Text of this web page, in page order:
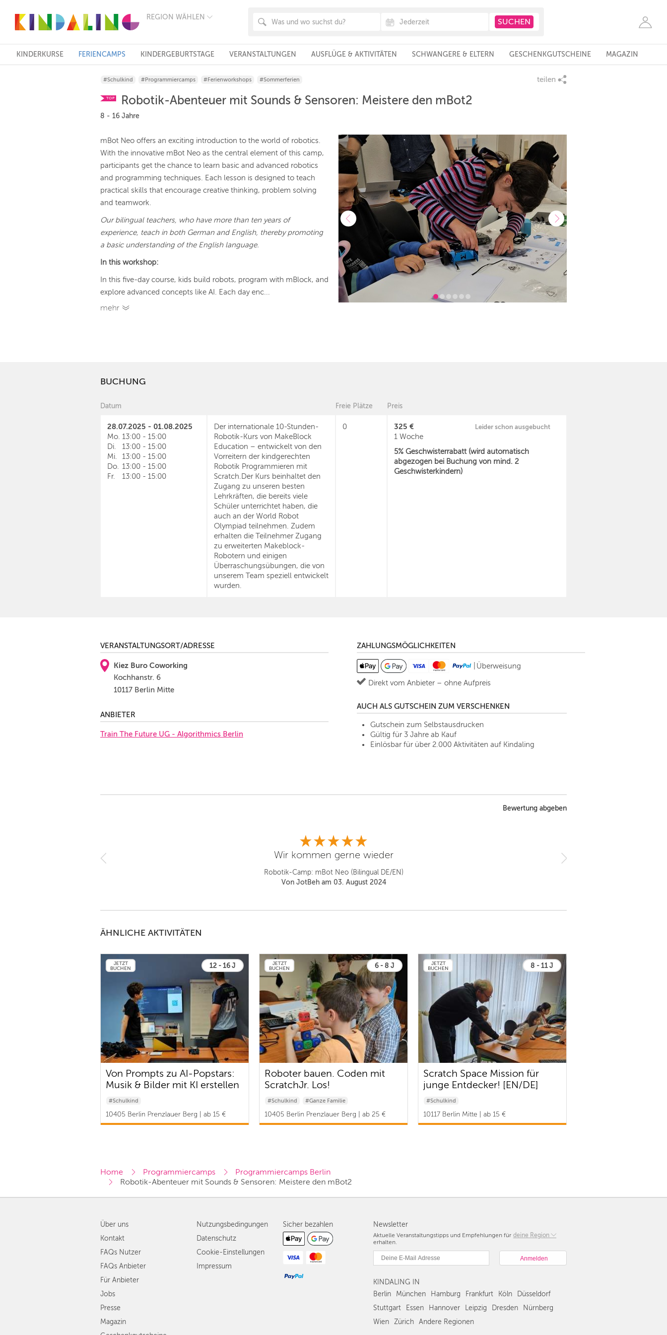
REGION WÄHLEN
FRANKFURT
KÖLN
STUTTGART
ESSEN
HANNOVER
WIEN
ZÜRICH
ANDERE
REGIONEN
KINDERKURSE FERIENCAMPS KINDERGEBURTSTAGE VERANSTALTUNGEN AUSFLÜGE & AKTIVITÄTEN SCHWANGERE & ELTERN GESCHENKGUTSCHEINE MAGAZIN
#Schulkind #Programmiercamps #Ferienworkshops #Sommerferien teilen
TOP Robotik-Abenteuer mit Sounds & Sensoren: Meistere den mBot2
8 - 16 Jahre
mBot Neo offers an exciting introduction to the world of robotics.
With the innovative mBot Neo as the central element of this camp,
participants get the chance to learn basic and advanced robotics
and programming techniques. Each lesson is designed to teach
practical skills that encourage creative thinking, problem solving
and teamwork.
Our bilingual teachers, who have more than ten years of
experience, teach in both German and English, thereby promoting
a basic understanding of the English language.
In this workshop:
In this five-day course, kids build robots, program with mBlock, and
explore advanced concepts like AI. Each day enc...
mehr
BUCHUNG
Datum Freie Plätze Preis
28.07.2025 - 01.08.2025
Mo. 13:00 - 15:00
Di.
13:00 - 15:00
Mi.
13:00 - 15:00
Do.
13:00 - 15:00
Fr.
13:00 - 15:00
Der internationale 10-Stunden-
Robotik-Kurs von MakeBlock
Education – entwickelt von den
Vorreitern der kindgerechten
Robotik Programmieren mit
Scratch.Der Kurs beinhaltet den
Zugang zu unseren besten
Lehrkräften, die bereits viele
Schüler unterrichtet haben, die
auch an der World Robot
Olympiad teilnehmen. Zudem
erhalten die Teilnehmer Zugang
zu erweiterten Makeblock-
Robotern und einigen
Überraschungsübungen, die von
unserem Team speziell entwickelt
wurden.
0 325 €
1 Woche
Leider schon ausgebucht
5% Geschwisterrabatt (wird automatisch
abgezogen bei Buchung von mind. 2
Geschwisterkindern)
ZAHLUNGSMÖGLICHKEITEN
Überweisung
Direkt vom Anbieter – ohne Aufpreis
AUCH ALS GUTSCHEIN ZUM VERSCHENKEN
Gutschein zum Selbstausdrucken
Gültig für 3 Jahre ab Kauf
Einlösbar für über 2.000 Aktivitäten auf Kindaling
VERANSTALTUNGSORT/ADRESSE
Kiez Buro Coworking
Kochhanstr. 6
10117 Berlin Mitte
ANBIETER
Train The Future UG - Algorithmics Berlin
Bewertung abgeben
Wir kommen gerne wieder
Robotik-Camp: mBot Neo (Bilingual DE/EN)
Von JotBeh am 03. August 2024
ÄHNLICHE AKTIVITÄTEN
JETZT
BUCHEN
12 - 16 J
Von Prompts zu AI-Popstars:
Musik & Bilder mit KI erstellen
#Schulkind
10405 Berlin Prenzlauer Berg | ab 15 €
JETZT
BUCHEN
6 - 8 J
Roboter bauen. Coden mit
ScratchJr. Los!
#Schulkind #Ganze Familie
10405 Berlin Prenzlauer Berg | ab 25 €
JETZT
BUCHEN
8 - 11 J
Scratch Space Mission für
junge Entdecker! [EN/DE]
#Schulkind
10117 Berlin Mitte | ab 15 €
Home Programmiercamps
Programmiercamps Berlin
Robotik-Abenteuer mit Sounds & Sensoren: Meistere den mBot2
Newsletter
Aktuelle Veranstaltungstipps und Empfehlungen für deine Region
Berlin
Hamburg
Düsseldorf
Stuttgart
erhalten.
KINDALING IN
Berlin
München Hamburg Frankfurt Köln
Düsseldorf
Stuttgart
Essen Hannover Leipzig Dresden
Nürnberg
Wien
Zürich Andere Regionen
Über uns
Kontakt
FAQs Nutzer
FAQs Anbieter
Für Anbieter
Jobs
Presse
Magazin
Nutzungsbedingungen
Datenschutz
Cookie-Einstellungen
Impressum
Sicher bezahlen